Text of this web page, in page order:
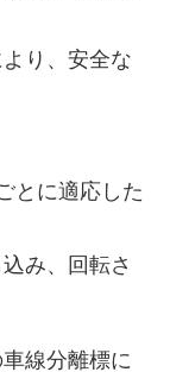
り、安全な
とに適応した
み、回転さ
線分離標に